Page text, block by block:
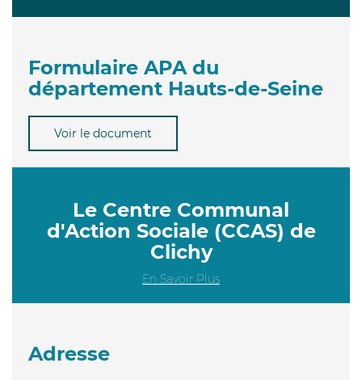
Formulaire APA du
département Hauts-de-Seine
Voir le document
Le Centre Communal
d'Action Sociale (CCAS) de
Clichy
En Savoir Plus
Adresse